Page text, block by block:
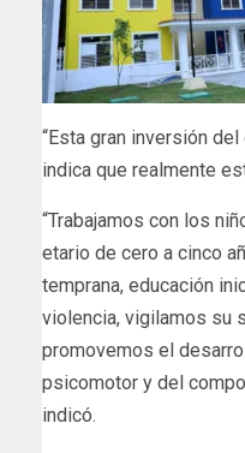
“Esta gran inversión
indica que realmente
“Trabajamos con los
etario de cero a cinco
temprana, educación
violencia, vigilamos su
promovemos el
psicomotor y del
indicó.